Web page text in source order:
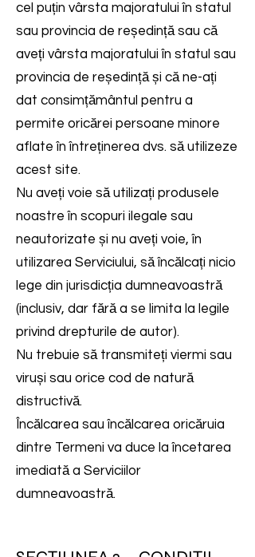
cel puțin vârsta majoratului în statul
sau provincia de reședință sau că
aveți vârsta majoratului în statul sau
provincia de reședință și că ne-ați
dat consimțământul pentru a
permite oricărei persoane minore
aflate în întreținerea dvs. să utilizeze
acest site.
Nu aveți voie să utilizați produsele
noastre în scopuri ilegale sau
neautorizate și nu aveți voie, în
utilizarea Serviciului, să încălcați nicio
lege din jurisdicția dumneavoastră
(inclusiv, dar fără a se limita la legile
privind drepturile de autor).
Nu trebuie să transmiteți viermi sau
viruși sau orice cod de natură
distructivă.
Încălcarea sau încălcarea oricăruia
dintre Termeni va duce la încetarea
imediată a Serviciilor
dumneavoastră.